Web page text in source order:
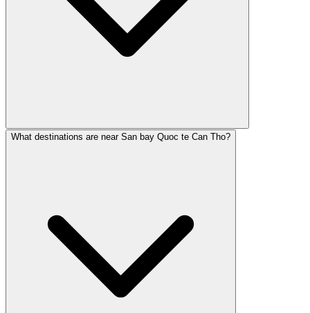
What destinations are near San bay Quoc te Can Tho?